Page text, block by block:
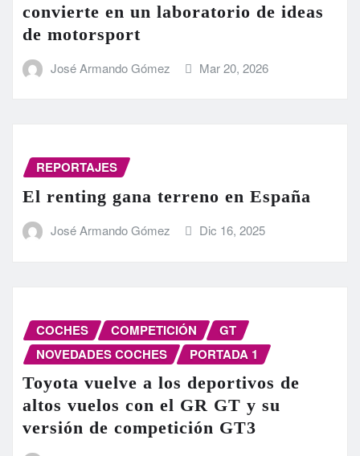
convierte en un laboratorio de ideas
de motorsport
José Armando Gómez Mar 20, 2026
REPORTAJES
El renting gana terreno en España
José Armando Gómez Dic 16, 2025
COCHES COMPETICIÓN
GT
NOVEDADES COCHES
PORTADA 1
Toyota vuelve a los deportivos de
altos vuelos con el GR GT y su
versión de competición GT3